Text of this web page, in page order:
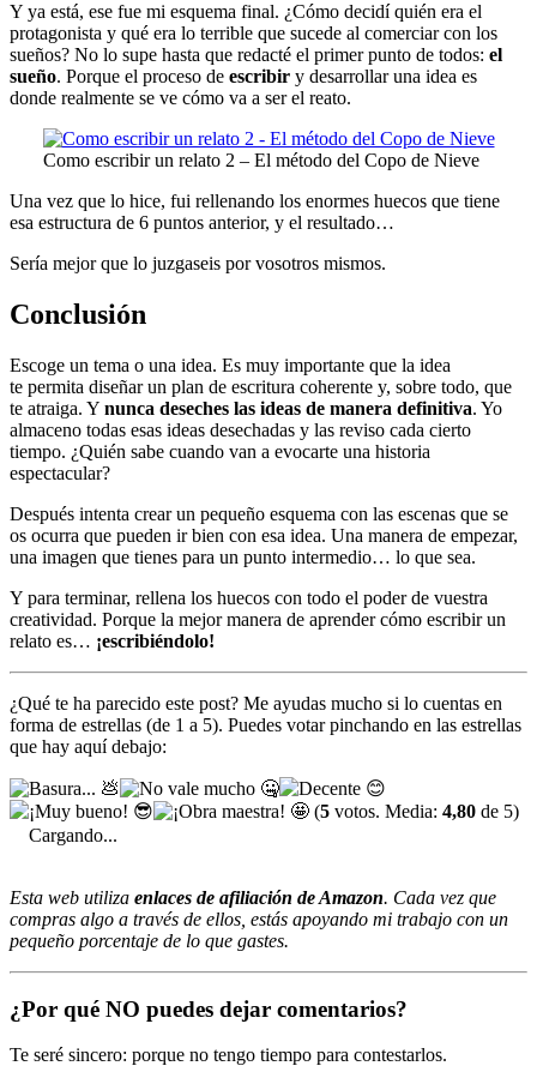
Y ya está, ese fue mi esquema final. ¿Cómo decidí quién era el
protagonista y qué era lo terrible que sucede al comerciar con los
sueños? No lo supe hasta que redacté el primer punto de todos: el
sueño. Porque el proceso de escribir y desarrollar una idea es
donde realmente se ve cómo va a ser el reato.
Como escribir un relato 2 – El método del Copo de Nieve
Una vez que lo hice, fui rellenando los enormes huecos que tiene
esa estructura de 6 puntos anterior, y el resultado…
Sería mejor que lo juzgaseis por vosotros mismos.
Conclusión
Escoge un tema o una idea. Es muy importante que la idea
te permita diseñar un plan de escritura coherente y, sobre todo, que
te atraiga. Y nunca deseches las ideas de manera definitiva. Yo
almaceno todas esas ideas desechadas y las reviso cada cierto
tiempo. ¿Quién sabe cuando van a evocarte una historia
espectacular?
Después intenta crear un pequeño esquema con las escenas que se
os ocurra que pueden ir bien con esa idea. Una manera de empezar,
una imagen que tienes para un punto intermedio… lo que sea.
Y para terminar, rellena los huecos con todo el poder de vuestra
creatividad. Porque la mejor manera de aprender cómo escribir un
relato es… ¡escribiéndolo!
¿Qué te ha parecido este post? Me ayudas mucho si lo cuentas en
forma de estrellas (de 1 a 5). Puedes votar pinchando en las estrellas
que hay aquí debajo:
(5 votos. Media: 4,80 de 5)
Cargando...
Esta web utiliza enlaces de afiliación de Amazon. Cada vez que
compras algo a través de ellos, estás apoyando mi trabajo con un
pequeño porcentaje de lo que gastes.
¿Por qué NO puedes dejar comentarios?
Te seré sincero: porque no tengo tiempo para contestarlos.